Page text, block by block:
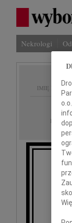
Nekrologi
IMIĘ I
DATA